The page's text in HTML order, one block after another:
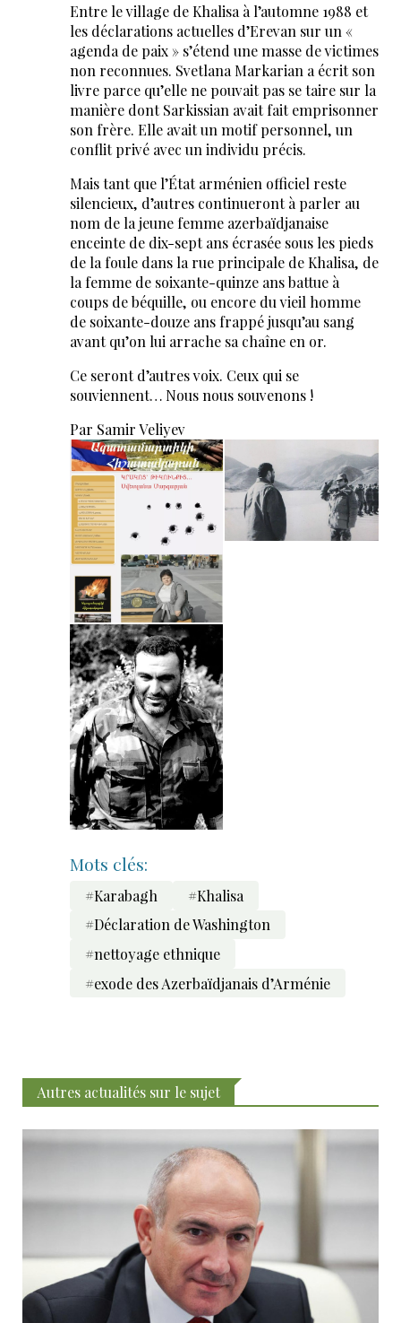
Entre le village de Khalisa à l’automne 1988 et
les déclarations actuelles d’Erevan sur un «
agenda de paix » s’étend une masse de victimes
non reconnues. Svetlana Markarian a écrit son
livre parce qu’elle ne pouvait pas se taire sur la
manière dont Sarkissian avait fait emprisonner
son frère. Elle avait un motif personnel, un
conflit privé avec un individu précis.
Mais tant que l’État arménien officiel reste
silencieux, d’autres continueront à parler au
nom de la jeune femme azerbaïdjanaise
enceinte de dix-sept ans écrasée sous les pieds
de la foule dans la rue principale de Khalisa, de
la femme de soixante-quinze ans battue à
coups de béquille, ou encore du vieil homme
de soixante-douze ans frappé jusqu’au sang
avant qu’on lui arrache sa chaîne en or.
Ce seront d’autres voix. Ceux qui se
souviennent… Nous nous souvenons !
Par Samir Veliyev
Mots clés:
#Karabagh
#Khalisa
#Déclaration de Washington
#nettoyage ethnique
#exode des Azerbaïdjanais d’Arménie
Autres actualités sur le sujet